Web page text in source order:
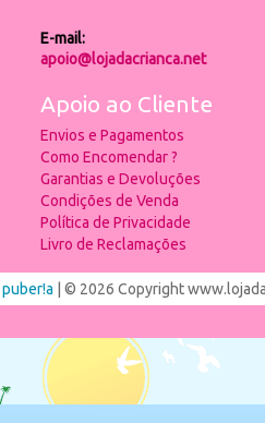
E-mail:
apoio@lojadacrianca.net
Apoio ao Cliente
Envios e Pagamentos
Como Encomendar ?
Garantias e Devoluções
Condições de Venda
Política de Privacidade
Livro de Reclamações
puber!a | © 2026 Copyright